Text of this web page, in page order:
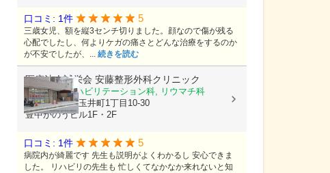
口コミ: 1件 5
三歳女児、額を縦3センチ切りました。顔なので傷が残る
心配でしたし、何よりケガの痛さとどんな治療をするのか
が不安でしたが、... 続きを読む
医療法人誠栄会 安藤整形外科クリニック
整形外科, リハビリテーション科, リウマチ科
大阪府豊中市玉井町1丁目10-30
豊中かのうビル1F・2F
口コミ: 1件 5
病院内が綺麗です 先生も説明がよくわかるし 安心できま
した。 リハビリの先生も 忙しくてなかなか来れないと知